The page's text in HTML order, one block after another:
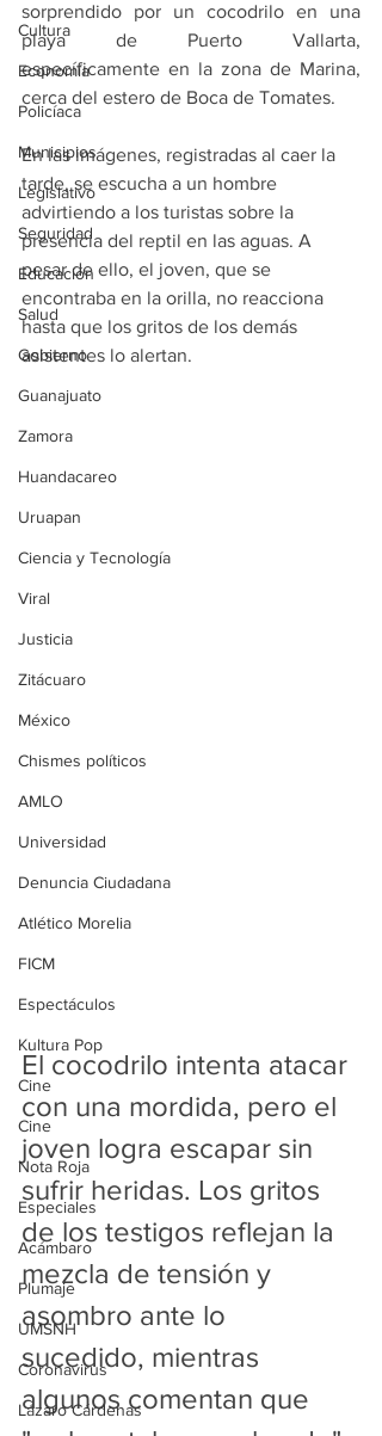
Cultura
Economía
Policíaca
Municipios
Legislativo
Seguridad
Educación
Salud
Gobierno
Guanajuato
Zamora
Huandacareo
Uruapan
Ciencia y Tecnología
Viral
Justicia
Zitácuaro
México
Chismes políticos
AMLO
Universidad
Denuncia Ciudadana
Atlético Morelia
FICM
Espectáculos
Kultura Pop
Cine
Cine
Nota Roja
Especiales
Acámbaro
Plumaje
UMSNH
Coronavirus
Lázaro Cárdenas
sorprendido por un cocodrilo en una
playa de Puerto Vallarta,
específicamente en la zona de Marina,
cerca del estero de Boca de Tomates.
En las imágenes, registradas al caer la
tarde, se escucha a un hombre
advirtiendo a los turistas sobre la
presencia del reptil en las aguas. A
pesar de ello, el joven, que se
encontraba en la orilla, no reacciona
hasta que los gritos de los demás
asistentes lo alertan.
El cocodrilo intenta atacar
con una mordida, pero el
joven logra escapar sin
sufrir heridas. Los gritos
de los testigos reflejan la
mezcla de tensión y
asombro ante lo
sucedido, mientras
algunos comentan que